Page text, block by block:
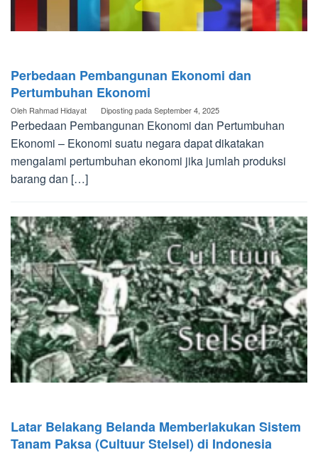
Perbedaan Pembangunan Ekonomi dan
Pertumbuhan Ekonomi
Oleh Rahmad Hidayat Diposting padaSeptember 4, 2025
Perbedaan Pembangunan Ekonomi dan Pertumbuhan
Ekonomi – Ekonomi suatu negara dapat dikatakan
mengalami pertumbuhan ekonomi jika jumlah produksi
barang dan […]
Latar Belakang Belanda Memberlakukan Sistem
Tanam Paksa (Cultuur Stelsel) di Indonesia